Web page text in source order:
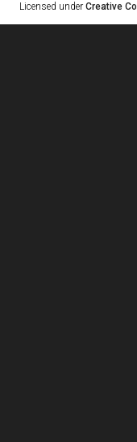
Licensed under Creative